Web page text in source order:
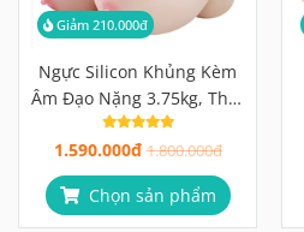
Giảm 210.000đ
Ngực Silicon Khủng Kèm
Âm Đạo Nặng 3.75kg, Thật
Từ Chất Liệu
1.590.000đ 1.800.000đ
Chọn sản phẩm